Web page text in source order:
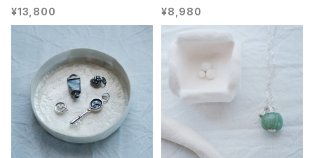
能 レディース ユニセックス
¥13,800 ¥8,980